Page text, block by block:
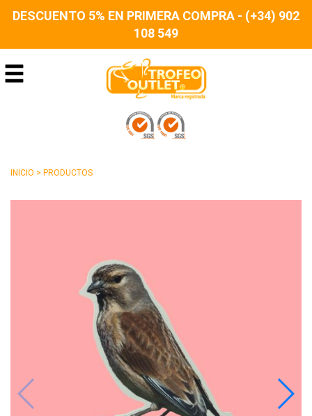
DESCUENTO 5% EN PRIMERA COMPRA - (+34) 902
108 549
INICIO > PRODUCTOS